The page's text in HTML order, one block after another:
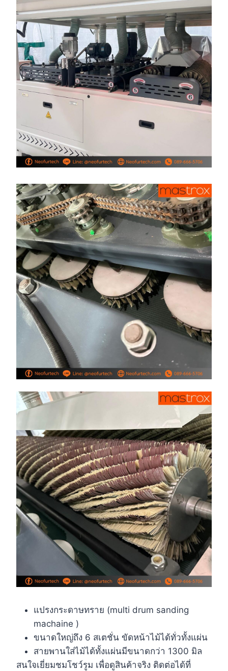
แปรงกระดาษทราย (multi drum sanding
machaine )
ขนาดใหญ่ถึง 6 สเตชั่น ขัดหน้าไม้ได้ทั่วทั้งแผ่น
สายพานใส่ไม้ได้ทั้งแผ่นมีขนาดกว่า 1300 มิล
สนใจเยี่ยมชมโชว์รูม เพื่อดูสินค้าจริง ติดต่อได้ที่